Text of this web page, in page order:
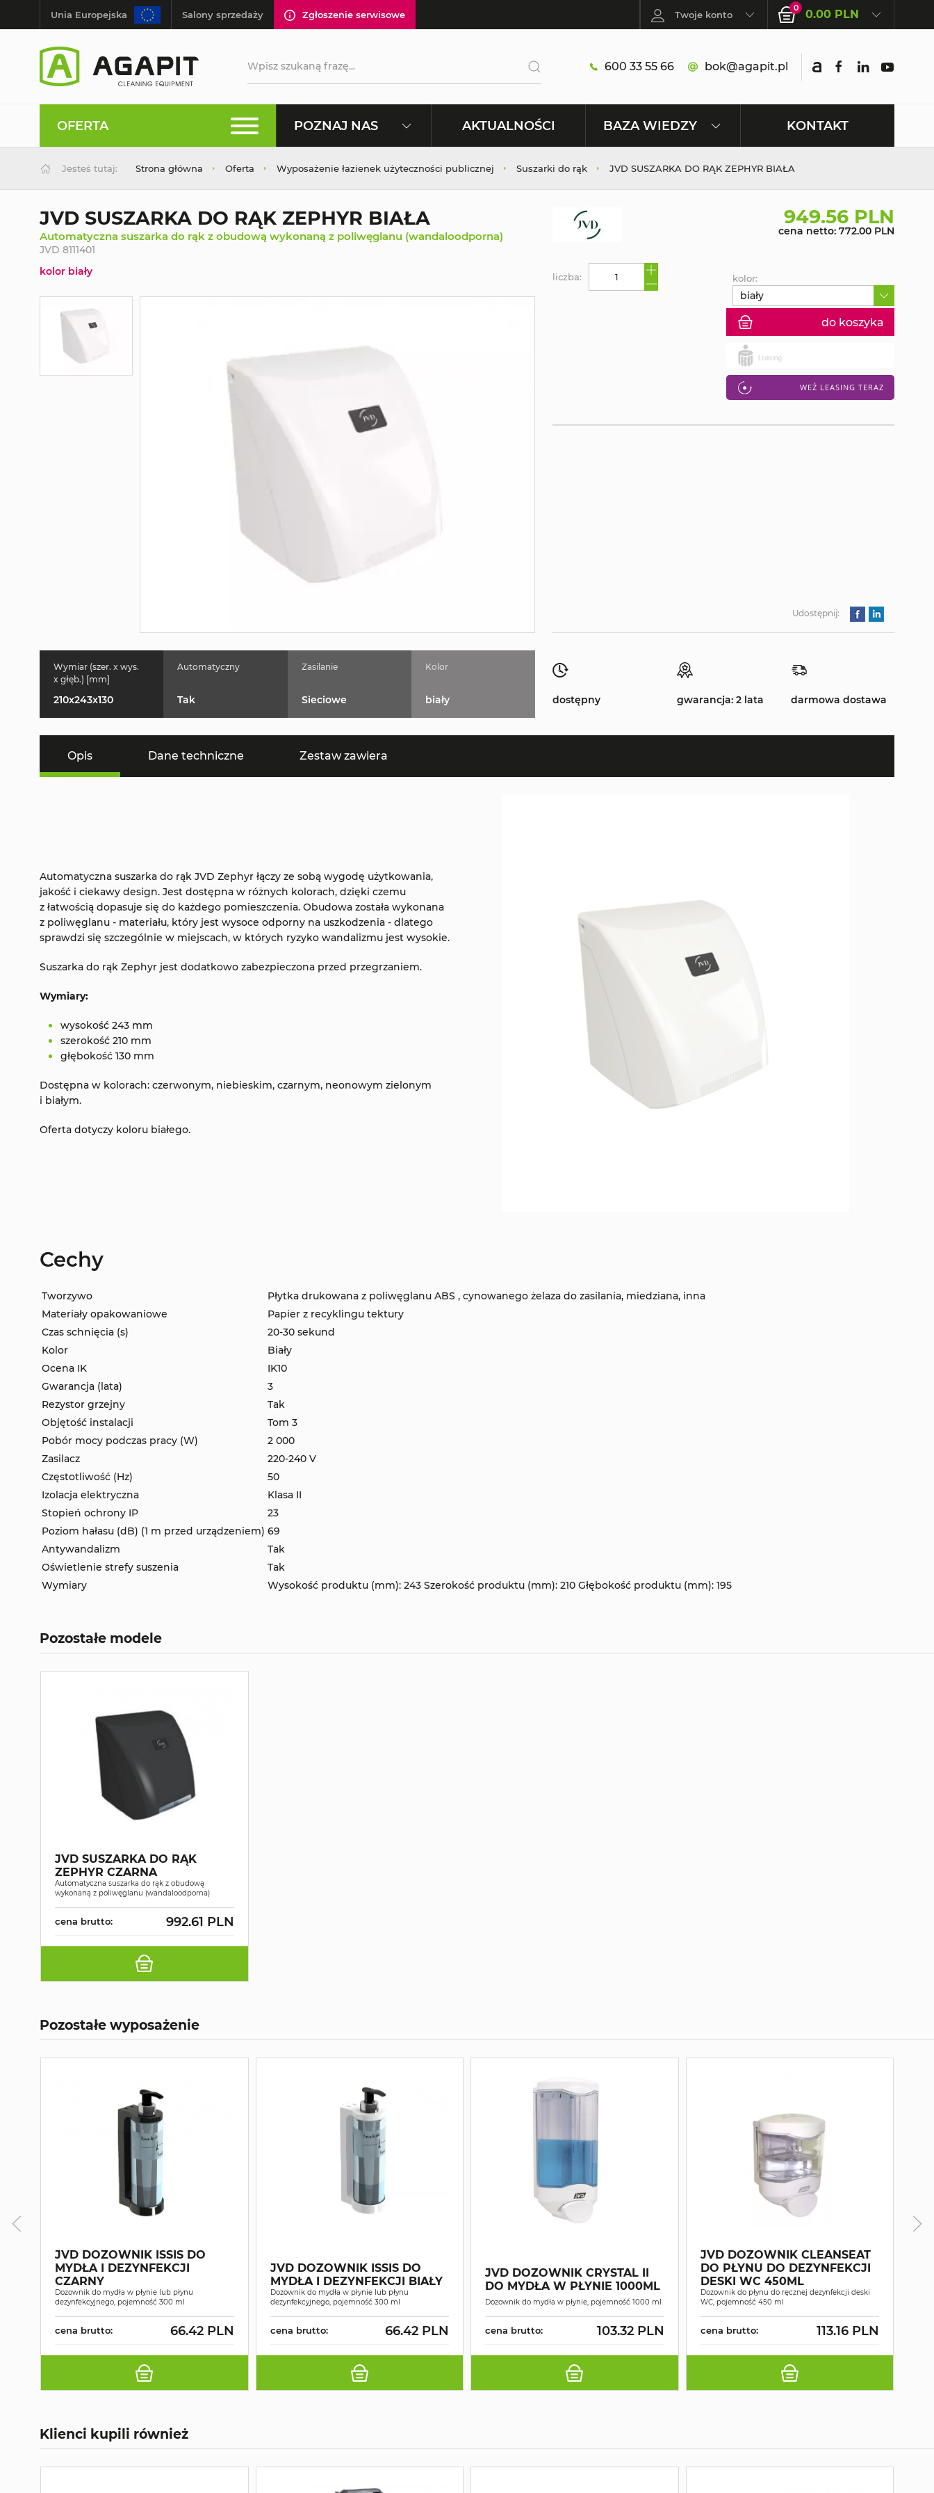
Unia Europejska Salony sprzedaży Zgłoszenie serwisowe Twoje konto
0 0.00 PLN
600 33 55 66 bok@agapit.pl
OFERTA POZNAJ NAS AKTUALNOŚCI BAZA WIEDZY KONTAKT
Jesteś tutaj: Strona główna Oferta Wyposażenie łazienek użyteczności publicznej Suszarki do rąk JVD SUSZARKA DO RĄK ZEPHYR BIAŁA
JVD SUSZARKA DO RĄK ZEPHYR BIAŁA
Automatyczna suszarka do rąk z obudową wykonaną z poliwęglanu (wandaloodporna)
JVD 8111401
kolor biały
949.56 PLN
cena netto: 772.00 PLN
do koszyka
WEŹ LEASING TERAZ
liczba: kolor:
biały
Udostępnij:
Wymiar (szer. x wys.
x głęb.) [mm]
210x243x130
Automatyczny
Tak
Zasilanie
Sieciowe
Kolor
biały dostępny gwarancja: 2 lata darmowa dostawa
Opis Dane techniczne Zestaw zawiera
Automatyczna suszarka do rąk JVD Zephyr łączy ze sobą wygodę użytkowania,
jakość i ciekawy design. Jest dostępna w różnych kolorach, dzięki czemu
z łatwością dopasuje się do każdego pomieszczenia. Obudowa została wykonana
z poliwęglanu - materiału, który jest wysoce odporny na uszkodzenia - dlatego
sprawdzi się szczególnie w miejscach, w których ryzyko wandalizmu jest wysokie.
Suszarka do rąk Zephyr jest dodatkowo zabezpieczona przed przegrzaniem.
Wymiary:
wysokość 243 mm
szerokość 210 mm
głębokość 130 mm
Dostępna w kolorach: czerwonym, niebieskim, czarnym, neonowym zielonym
i białym.
Oferta dotyczy koloru białego.
Cechy
Tworzywo Płytka drukowana z poliwęglanu ABS , cynowanego żelaza do zasilania, miedziana, inna
Materiały opakowaniowe
Papier z recyklingu tektury
Czas schnięcia (s)
20-30 sekund
Kolor
Biały
Ocena IK
IK10
Gwarancja (lata)
3
Rezystor grzejny
Tak
Objętość instalacji
Tom 3
Pobór mocy podczas pracy (W)
2 000
Zasilacz
220-240 V
Częstotliwość (Hz)
50
Izolacja elektryczna
Klasa II
Stopień ochrony IP
23
Poziom hałasu (dB) (1 m przed urządzeniem) 69
Antywandalizm
Tak
Oświetlenie strefy suszenia
Tak
Wymiary
Wysokość produktu (mm): 243 Szerokość produktu (mm): 210 Głębokość produktu (mm): 195
Pozostałe modele
JVD SUSZARKA DO RĄK
ZEPHYR CZARNA
Automatyczna suszarka do rąk z obudową
wykonaną z poliwęglanu (wandaloodporna)
cena brutto: 992.61 PLN
Pozostałe wyposażenie
JVD DOZOWNIK ISSIS DO
MYDŁA I DEZYNFEKCJI
CZARNY
Dozownik do mydła w płynie lub płynu
dezynfekcyjnego, pojemność 300 ml
cena brutto: 66.42 PLN
JVD DOZOWNIK ISSIS DO
MYDŁA I DEZYNFEKCJI BIAŁY
Dozownik do mydła w płynie lub płynu
dezynfekcyjnego, pojemność 300 ml
cena brutto: 66.42 PLN
JVD DOZOWNIK CRYSTAL II
DO MYDŁA W PŁYNIE 1000ML
Dozownik do mydła w płynie, pojemność 1000 ml
cena brutto: 103.32 PLN
JVD DOZOWNIK CLEANSEAT
DO PŁYNU DO DEZYNFEKCJI
DESKI WC 450ML
Dozownik do płynu do ręcznej dezynfekcji deski
WC, pojemność 450 ml
cena brutto: 113.16 PLN
Klienci kupili również